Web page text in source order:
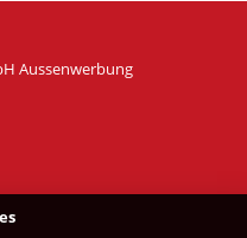
Aussenwerbung